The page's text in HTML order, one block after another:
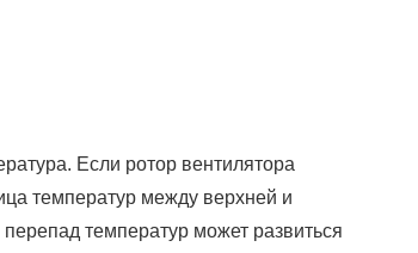
Если ротор вентилятора
температур между верхней и
температур может развиться